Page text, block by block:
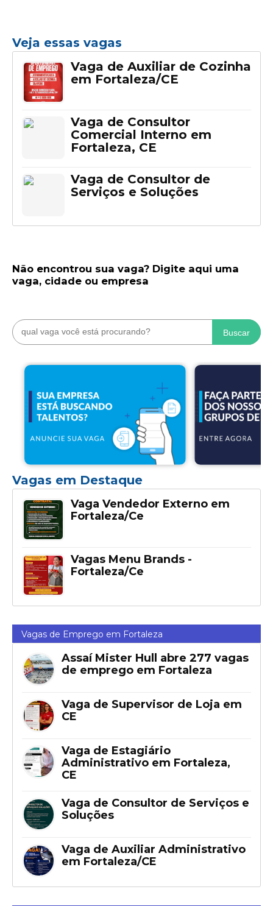
Veja essas vagas
Vaga de Auxiliar de Cozinha
em Fortaleza/CE
Vaga de Consultor
Comercial Interno em
Fortaleza, CE
Vaga de Consultor de
Serviços e Soluções
Não encontrou sua vaga? Digite aqui uma
vaga, cidade ou empresa
Buscar
Vagas em Destaque
Vaga Vendedor Externo em
Fortaleza/Ce
Vagas Menu Brands -
Fortaleza/Ce
Vagas de Emprego em Fortaleza
Assaí Mister Hull abre 277 vagas
de emprego em Fortaleza
Vaga de Supervisor de Loja em
CE
Vaga de Estagiário
Administrativo em Fortaleza,
CE
Vaga de Consultor de Serviços e
Soluções
Vaga de Auxiliar Administrativo
em Fortaleza/CE